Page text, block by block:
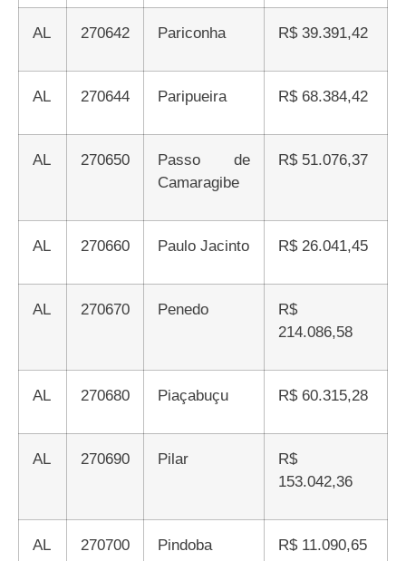
AL 270642 Pariconha R$ 39.391,42
AL 270644 Paripueira R$ 68.384,42
AL 270650
Passo de
Camaragibe
R$ 51.076,37
AL 270660 Paulo Jacinto R$ 26.041,45
AL 270670 Penedo
R$
214.086,58
AL 270680 Piaçabuçu R$ 60.315,28
AL 270690 Pilar
R$
153.042,36
AL 270700 Pindoba R$ 11.090,65